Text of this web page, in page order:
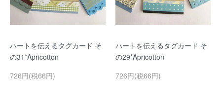
ハートを伝えるタグカード そ
の31*Apricotton
726円(税66円)
ハートを伝えるタグカード そ
の29*Apricotton
726円(税66円)